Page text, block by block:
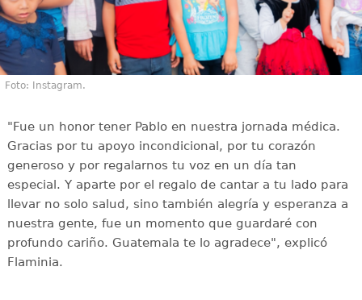
Foto: Instagram.
"Fue un honor tener Pablo en nuestra jornada médica.
Gracias por tu apoyo incondicional, por tu corazón
generoso y por regalarnos tu voz en un día tan
especial. Y aparte por el regalo de cantar a tu lado para
llevar no solo salud, sino también alegría y esperanza a
nuestra gente, fue un momento que guardaré con
profundo cariño. Guatemala te lo agradece", explicó
Flaminia.